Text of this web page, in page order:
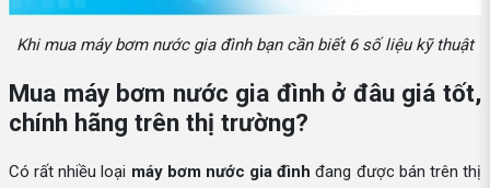
Khi mua máy bơm nước gia đình bạn cần biết 6 số liệu kỹ thuật
Mua máy bơm nước gia đình ở đâu giá tốt,
chính hãng trên thị trường?
Có rất nhiều loại máy bơm nước gia đình đang được bán trên thị